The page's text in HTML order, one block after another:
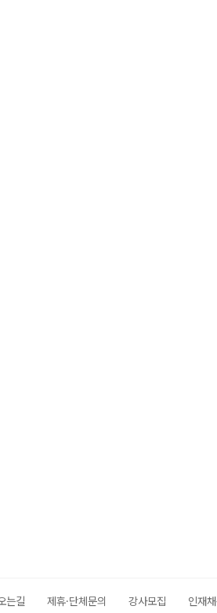
는길 제휴·단체문의 강사모집 인재